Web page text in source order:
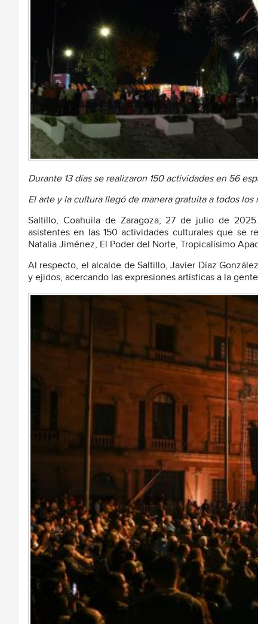
Durante 13 días se realizaron 150 actividades en 56
El arte y la cultura llegó de manera gratuita a todos
Saltillo, Coahuila de Zaragoza; 27 de julio de
asistentes en las 150 actividades culturales que se
Natalia Jiménez, El Poder del Norte, Tropicalísimo
Al respecto, el alcalde de Saltillo, Javier Díaz
y ejidos, acercando las expresiones artísticas a la